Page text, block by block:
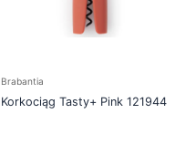
Brabantia
Korkociąg Tasty+ Pink 121944